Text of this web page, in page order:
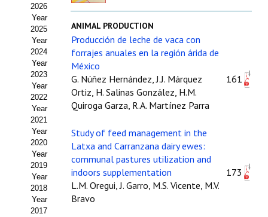
Organigrama
Estatutos
Hacerse socio
Noticias
Galería de Fotos
Web AIDA 2.0
REVISTA ITEA
Presentación ITEA
Equipo Editorial
2026
Year
2025
Year
2024
Year
2023
Year
2022
Year
2021
Year
2020
Year
2019
Year
2018
Year
2017
ANIMAL PRODUCTION
Producción de leche de vaca con
forrajes anuales en la región árida de
México
G. Núñez Hernández, J.J. Márquez
Ortiz, H. Salinas González, H.M.
Quiroga Garza, R.A. Martínez Parra
161
Study of feed management in the
Latxa and Carranzana dairy ewes:
communal pastures utilization and
indoors supplementation
L.M. Oregui, J. Garro, M.S. Vicente, M.V.
Bravo
173